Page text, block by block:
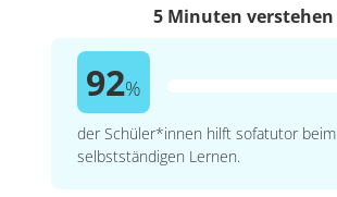
5 Minuten verstehen
92%
der Schüler*innen hilft sofatutor beim
selbstständigen Lernen.